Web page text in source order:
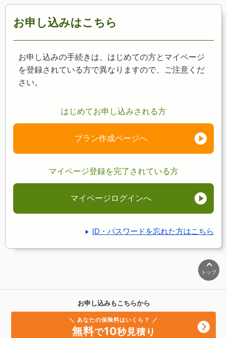
お申し込みはこちら
お申し込みの手続きは、はじめての方とマイページ
を登録されている方で異なりますので、ご注意くだ
さい。
はじめてお申し込みされる方
プラン作成ページへ
マイページ登録を完了されている方
マイページログインへ
ID・パスワードを忘れた方はこちら
トップ
お申し込みもこちらから
＼ あなたの保険料はいくら？ ／
無料で10秒見積り